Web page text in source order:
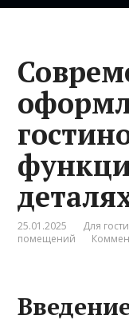
25.01.2025 Для
помещений